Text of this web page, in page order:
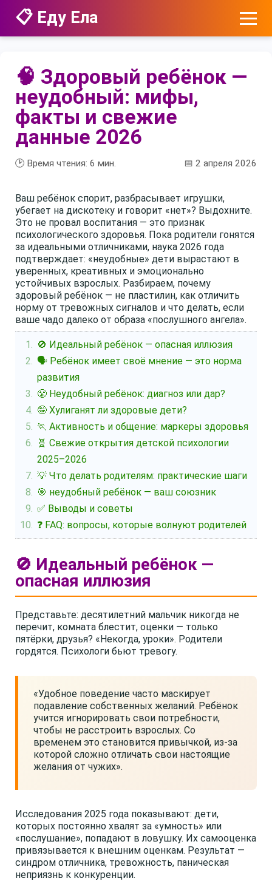
📋 Еду Ела
🧠 Здоровый ребёнок —
неудобный: мифы,
факты и свежие
данные 2026
🕑 Время чтения: 6 мин. 📅 2 апреля 2026
Ваш ребёнок спорит, разбрасывает игрушки,
убегает на дискотеку и говорит «нет»? Выдохните.
Это не провал воспитания — это признак
психологического здоровья. Пока родители гонятся
за идеальными отличниками, наука 2026 года
подтверждает: «неудобные» дети вырастают в
уверенных, креативных и эмоционально
устойчивых взрослых. Разбираем, почему
здоровый ребёнок — не пластилин, как отличить
норму от тревожных сигналов и что делать, если
ваше чадо далеко от образа «послушного ангела».
🚫 Идеальный ребёнок — опасная иллюзия
🗣️ Ребёнок имеет своё мнение — это норма
развития
😤 Неудобный ребёнок: диагноз или дар?
🤪 Хулиганят ли здоровые дети?
🏃 Активность и общение: маркеры здоровья
🧬 Свежие открытия детской психологии
2025–2026
💡 Что делать родителям: практические шаги
🎯 неудобный ребёнок — ваш союзник
✅ Выводы и советы
❓ FAQ: вопросы, которые волнуют родителей
🚫 Идеальный ребёнок —
опасная иллюзия
Представьте: десятилетний мальчик никогда не
перечит, комната блестит, оценки — только
пятёрки, друзья? «Некогда, уроки». Родители
гордятся. Психологи бьют тревогу.
«Удобное поведение часто маскирует
подавление собственных желаний. Ребёнок
учится игнорировать свои потребности,
чтобы не расстроить взрослых. Со
временем это становится привычкой, из-за
которой сложно отличать свои настоящие
желания от чужих».
Исследования 2025 года показывают: дети,
которых постоянно хвалят за «умность» или
«послушание», попадают в ловушку. Их самооценка
привязывается к внешним оценкам. Результат —
синдром отличника, тревожность, паническая
неприязнь к конкуренции.